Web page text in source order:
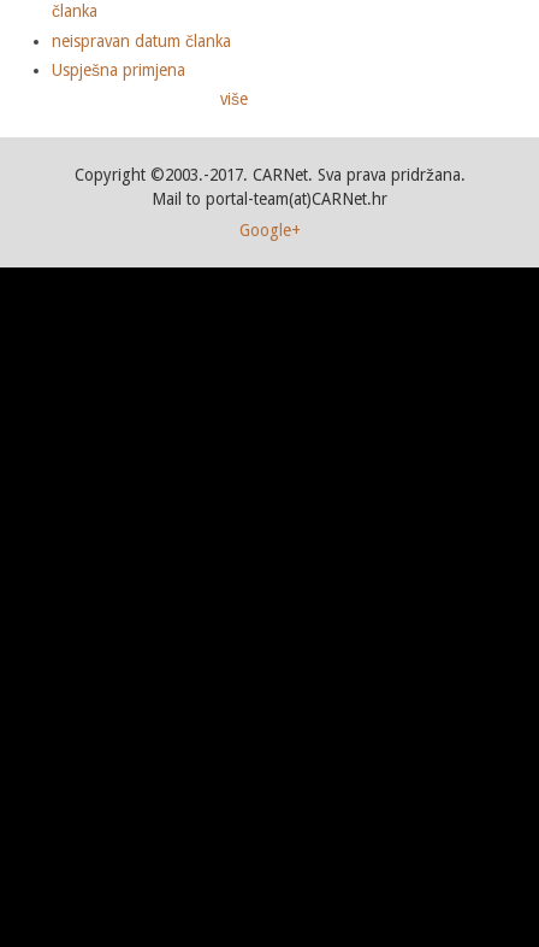
članka
neispravan datum članka
Uspješna primjena
više
Copyright ©2003.-2017. CARNet. Sva prava pridržana.
Mail to portal-team(at)CARNet.hr
Google+